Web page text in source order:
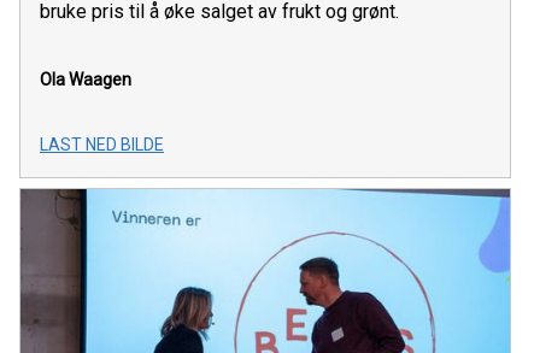
bruke pris til å øke salget av frukt og grønt.
Ola Waagen
LAST NED BILDE